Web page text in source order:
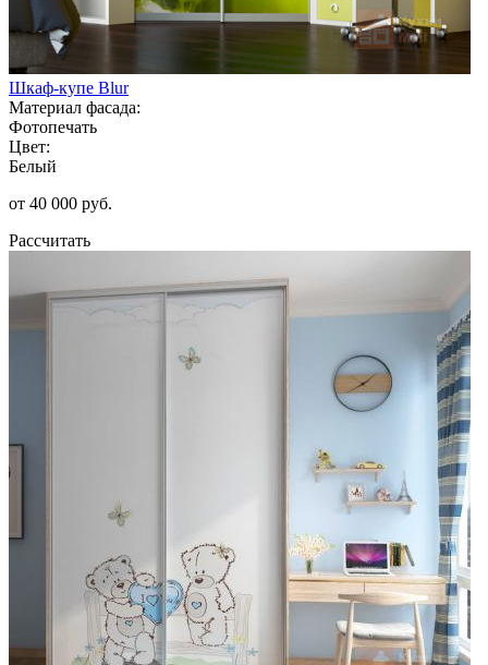
Шкаф-купе Blur
Материал фасада:
Фотопечать
Цвет:
Белый
от 40 000 руб.
Рассчитать